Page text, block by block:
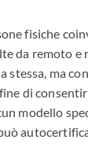
fisiche
da remoto
ma
di
modello